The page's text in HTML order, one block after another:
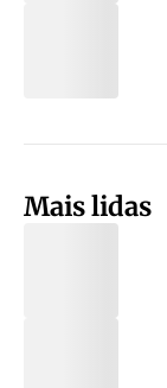
Mais lidas